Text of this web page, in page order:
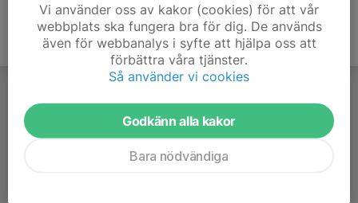
Vi använder oss av kakor (cookies) för att vår
webbplats ska fungera bra för dig. De används
även för webbanalys i syfte att hjälpa oss att
förbättra våra tjänster.
Så använder vi cookies
Godkänn alla kakor
Bara nödvändiga